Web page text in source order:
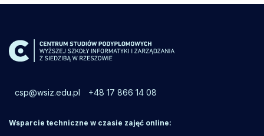
csp@wsiz.edu.pl +48 17 866 14 08
Wsparcie techniczne w czasie zajęć online: